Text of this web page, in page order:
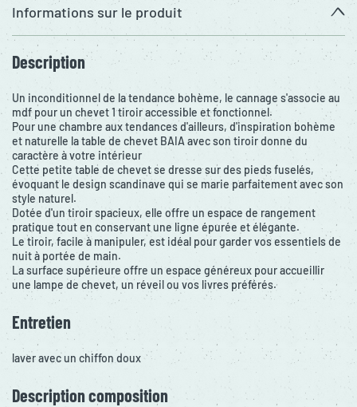
Informations sur le produit
Description
Un inconditionnel de la tendance bohème, le cannage s'associe au
mdf pour un chevet 1 tiroir accessible et fonctionnel.
Pour une chambre aux tendances d'ailleurs, d'inspiration bohème
et naturelle la table de chevet BAIA avec son tiroir donne du
caractère à votre intérieur
Cette petite table de chevet se dresse sur des pieds fuselés,
évoquant le design scandinave qui se marie parfaitement avec son
style naturel.
Dotée d'un tiroir spacieux, elle offre un espace de rangement
pratique tout en conservant une ligne épurée et élégante.
Le tiroir, facile à manipuler, est idéal pour garder vos essentiels de
nuit à portée de main.
La surface supérieure offre un espace généreux pour accueillir
une lampe de chevet, un réveil ou vos livres préférés.
Entretien
laver avec un chiffon doux
Description composition